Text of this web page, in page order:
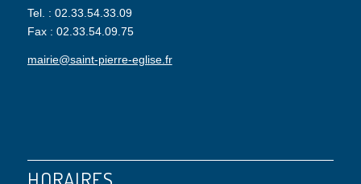
Tel. : 02.33.54.33.09
Fax : 02.33.54.09.75
mairie@saint-pierre-eglise.fr